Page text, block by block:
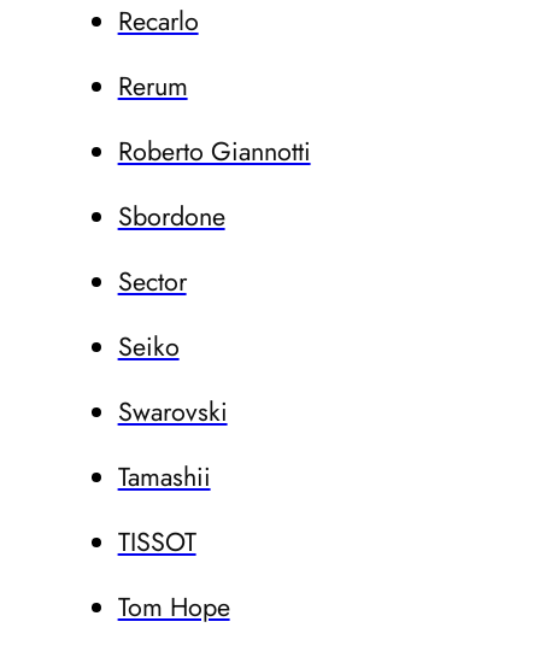
Recarlo
Rerum
Roberto Giannotti
Sbordone
Sector
Seiko
Swarovski
Tamashii
TISSOT
Tom Hope